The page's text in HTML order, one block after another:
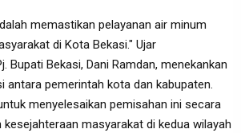
memastikan pelayanan air minum
di Kota Bekasi." Ujar
Bupati Bekasi, Dani Ramdan, menekankan
antara pemerintah kota dan kabupaten.
menyelesaikan pemisahan ini secara
masyarakat di kedua wilayah